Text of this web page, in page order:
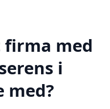
firma med
i
med?